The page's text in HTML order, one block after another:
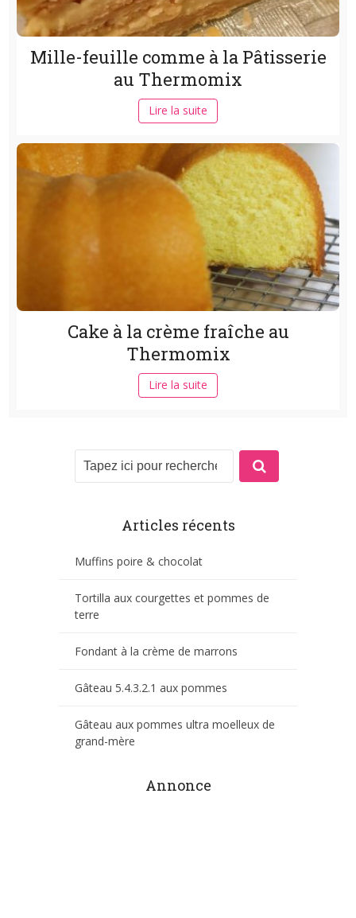
Mille-feuille comme à la Pâtisserie
au Thermomix
Lire la suite
Cake à la crème fraîche au
Thermomix
Lire la suite
Articles récents
Muffins poire & chocolat
Tortilla aux courgettes et pommes de
terre
Fondant à la crème de marrons
Gâteau 5.4.3.2.1 aux pommes
Gâteau aux pommes ultra moelleux de
grand-mère
Annonce